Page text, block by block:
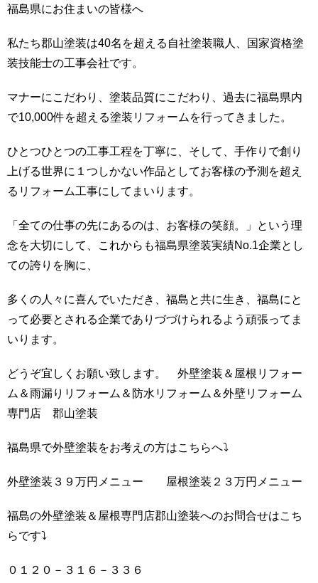
福島県にお住まいの皆様へ
私たち郡山塗装は40名を超える自社塗装職人、国家資格塗
装技能士の工事会社です。
マナーにこだわり、塗装品質にこだわり、過去に福島県内
で10,000件を超える塗装リフォームを行ってきました。
ひとつひとつの工事工程を丁寧に、そして、手作りで創り
上げる世界に１つしかない作品としてお客様の予測を超え
るリフォーム工事にしてまいります。
「全ての仕事の先にあるのは、お客様の笑顔。」という理
念を大切にして、これからも福島県塗装実績No.1企業とし
ての誇りを胸に、
多くの人々に喜んでいただき、福島と共に生き、福島にと
って必要とされる企業でありづづけられるよう頑張ってま
いります。
どうぞ宜しくお願い致します。 外壁塗装＆屋根リフォー
ム＆雨漏りリフォーム＆防水リフォーム＆外壁リフォーム
専門店 郡山塗装
福島県で外壁塗装をお考えの方はこちらへ⤵
外壁塗装３９万円メニュー 屋根塗装２３万円メニュー
福島の外壁塗装＆屋根専門店郡山塗装へのお問合せはこち
らです⤵
０１２０－３１６－３３６